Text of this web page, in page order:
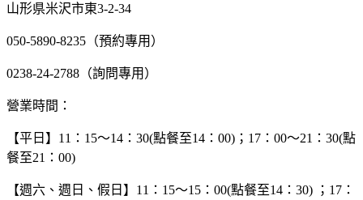
山形県米沢市東3-2-34
050-5890-8235（預約專用）
0238-24-2788（詢問專用）
營業時間：
【平日】11：15～14：30(點餐至14：00)；17：00～21：30(點
餐至21：00)
【週六、週日、假日】11：15～15：00(點餐至14：30) ；17：